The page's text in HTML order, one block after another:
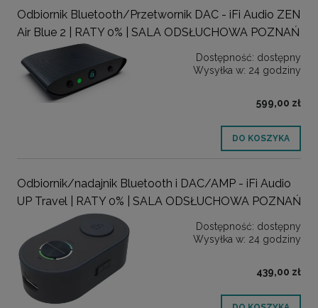
Odbiornik Bluetooth/Przetwornik DAC - iFi Audio ZEN
Air Blue 2 | RATY 0% | SALA ODSŁUCHOWA POZNAŃ
Dostępność: dostępny
Wysyłka w: 24 godziny
599,00 zł
DO KOSZYKA
Odbiornik/nadajnik Bluetooth i DAC/AMP - iFi Audio
UP Travel | RATY 0% | SALA ODSŁUCHOWA POZNAŃ
Dostępność: dostępny
Wysyłka w: 24 godziny
439,00 zł